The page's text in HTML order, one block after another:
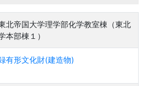
北帝国大学理学部化学教室棟（東北
本部棟１）
有形文化財(建造物)